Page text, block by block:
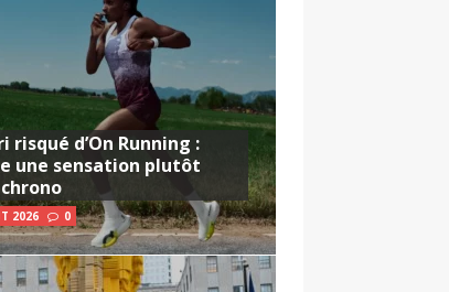
risqué d’On Running :
une sensation plutôt
chrono
2026 0